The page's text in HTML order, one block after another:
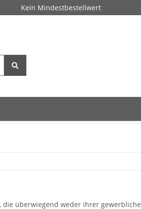
Kein Mindestbestellwert
überwiegend weder ihrer